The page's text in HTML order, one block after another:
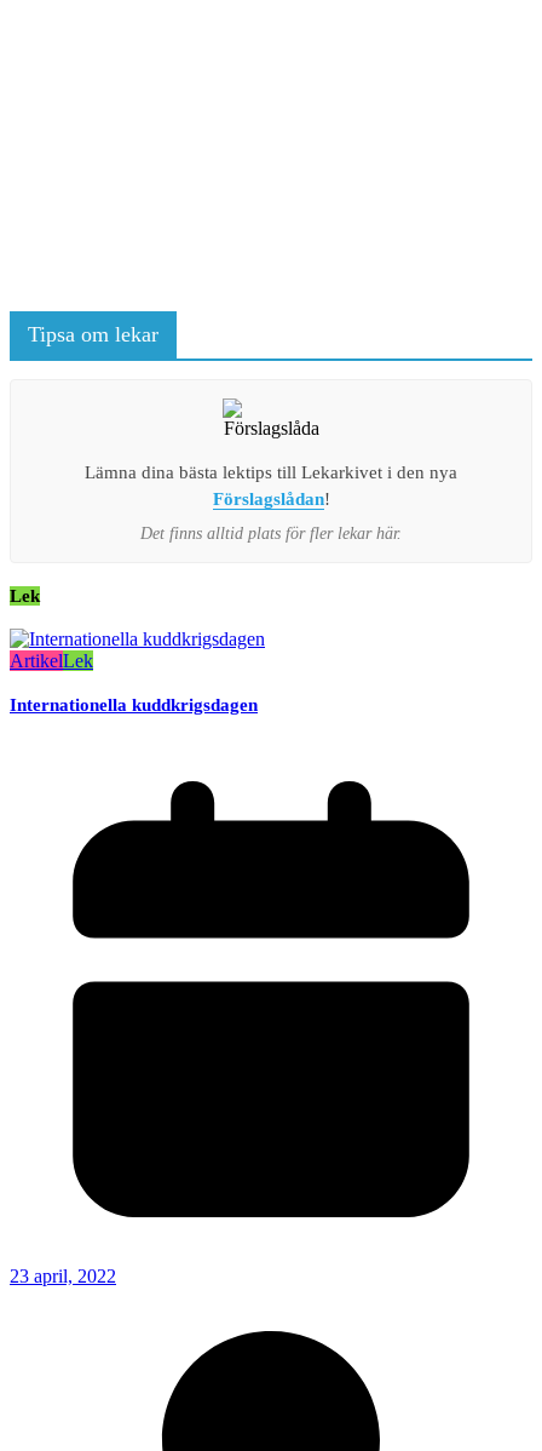
Tipsa om lekar
Lämna dina bästa lektips till Lekarkivet i den nya
Förslagslådan!
Det finns alltid plats för fler lekar här.
Lek
ArtikelLek
Internationella kuddkrigsdagen
23 april, 2022